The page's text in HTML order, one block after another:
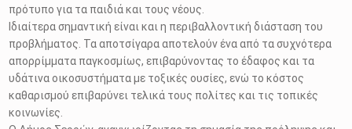
πρότυπο για τα παιδιά και τους νέους.
Ιδιαίτερα σημαντική είναι και η περιβαλλοντική διάσταση του
προβλήματος. Τα αποτσίγαρα αποτελούν ένα από τα συχνότερα
απορρίμματα παγκοσμίως, επιβαρύνοντας το έδαφος και τα
υδάτινα οικοσυστήματα με τοξικές ουσίες, ενώ το κόστος
καθαρισμού επιβαρύνει τελικά τους πολίτες και τις τοπικές
κοινωνίες.